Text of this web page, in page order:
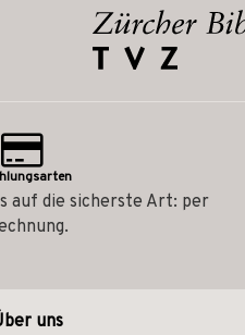
auf die sicherste Art: per
uns